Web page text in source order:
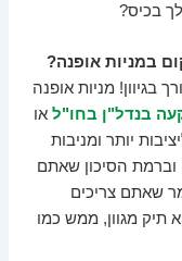
בכיס?
במניות אופנה?
מניות אופנה
בנדל"ן בחו"ל או
יותר ומניבות
הסיכון שאתם
שאתם צריכים
תיק מגוון, ממש כמו